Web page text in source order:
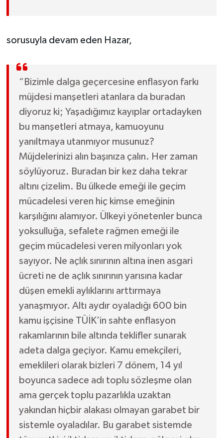
sorusuyla devam eden Hazar,
“Bizimle dalga geçercesine enflasyon farkı
müjdesi manşetleri atanlara da buradan
diyoruz ki; Yaşadığımız kayıplar ortadayken
bu manşetleri atmaya, kamuoyunu
yanıltmaya utanmıyor musunuz?
Müjdelerinizi alın başınıza çalın. Her zaman
söylüyoruz. Buradan bir kez daha tekrar
altını çizelim. Bu ülkede emeği ile geçim
mücadelesi veren hiç kimse emeğinin
karşılığını alamıyor. Ülkeyi yönetenler bunca
yoksulluğa, sefalete rağmen emeği ile
geçim mücadelesi veren milyonları yok
sayıyor. Ne açlık sınırının altına inen asgari
ücreti ne de açlık sınırının yarısına kadar
düşen emekli aylıklarını arttırmaya
yanaşmıyor. Altı aydır oyaladığı 600 bin
kamu işçisine TÜİK’in sahte enflasyon
rakamlarının bile altında teklifler sunarak
adeta dalga geçiyor. Kamu emekçileri,
emeklileri olarak bizleri 7 dönem, 14 yıl
boyunca sadece adı toplu sözleşme olan
ama gerçek toplu pazarlıkla uzaktan
yakından hiçbir alakası olmayan garabet bir
sistemle oyaladılar. Bu garabet sistemde